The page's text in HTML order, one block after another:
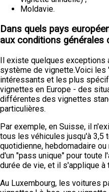
Moldavie.
Dans quels pays
aux conditions générales
Il existe quelques exceptions
système de vignette.Voici les
intéressants et les plus
vignettes en Europe - des
différentes des vignettes
particulières.
Par exemple, en Suisse, il
tous les véhicules jusqu'à 3,5
quotidienne, hebdomadaire
d'un "pass unique" pour toute
durée de vie, et il s'applique
Au Luxembourg, les voitures